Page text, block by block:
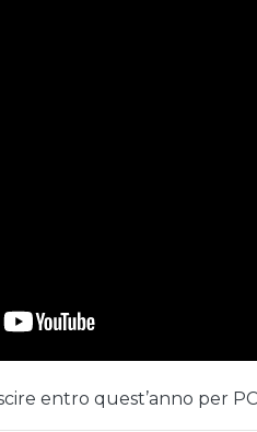
entro quest’anno per